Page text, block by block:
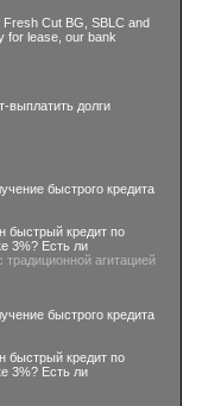
Cut BG, SBLC and
for lease, our bank
выплатить долги
быстрого кредита
быстрый кредит по
3%? Есть ли
агитацией
быстрого кредита
быстрый кредит по
3%? Есть ли